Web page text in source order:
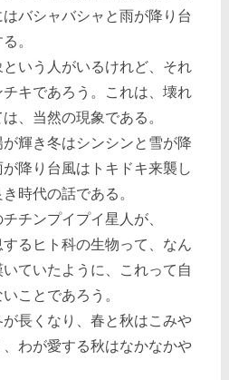
バシャバシャと雨が降り台
。
いう人がいるけれど、それ
キであろう。これは、壊れ
、当然の現象である。
輝き冬はシンシンと雪が降
降り台風はトキドキ来襲し
時代の話である。
チンプイプイ星人が、
するヒト科の生物って、なん
ていたように、これって自
ことであろう。
長くなり、春と秋はこみや
わが愛する秋はなかなかや